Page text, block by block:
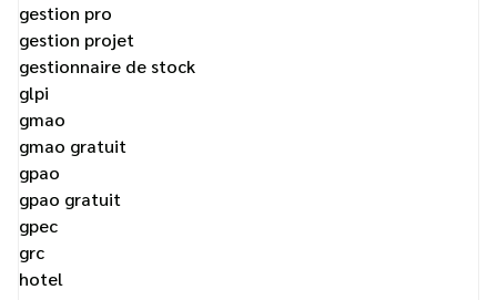
gestion pro
gestion projet
gestionnaire de stock
glpi
gmao
gmao gratuit
gpao
gpao gratuit
gpec
grc
hotel